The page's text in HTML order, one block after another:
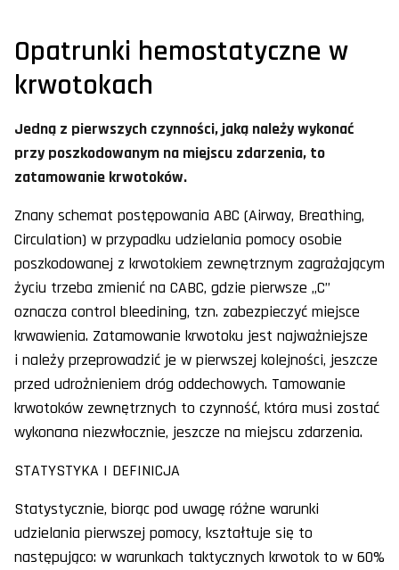
Opatrunki hemostatyczne w
krwotokach
Jedną z pierwszych czynności, jaką należy wykonać
przy poszkodowanym na miejscu zdarzenia, to
zatamowanie krwotoków.
Znany schemat postępowania ABC (Airway, Breathing,
Circulation) w przypadku udzielania pomocy osobie
poszkodowanej z krwotokiem zewnętrznym zagrażającym
życiu trzeba zmienić na CABC, gdzie pierwsze „C”
oznacza control bleedining, tzn. zabezpieczyć miejsce
krwawienia. Zatamowanie krwotoku jest najważniejsze
i należy przeprowadzić je w pierwszej kolejności, jeszcze
przed udrożnieniem dróg oddechowych. Tamowanie
krwotoków zewnętrznych to czynność, która musi zostać
wykonana niezwłocznie, jeszcze na miejscu zdarzenia.
STATYSTYKA I DEFINICJA
Statystycznie, biorąc pod uwagę różne warunki
udzielania pierwszej pomocy, kształtuje się to
następująco: w warunkach taktycznych krwotok to w 60%